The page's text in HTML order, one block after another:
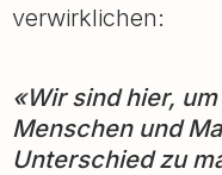
verwirklichen:
«Wir sind hier,
Menschen und
Unterschied zu